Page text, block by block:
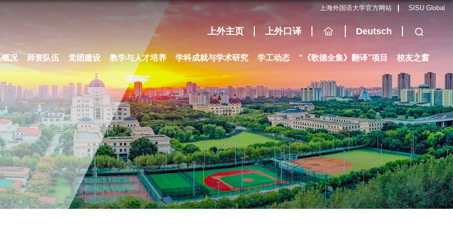
上海外国语大学官方网站 SISU Global
上外主页 上外口译 Deutsch
况 师资队伍 党团建设 教学与人才培养 学科成就与学术研究 学工动态 “《歌德全集》翻译”项目 校友之窗